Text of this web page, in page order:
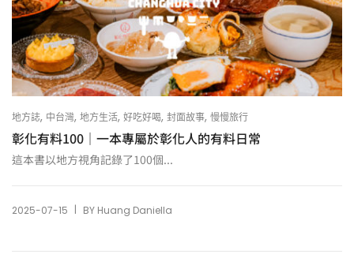
地方誌, 中台灣, 地方生活, 好吃好喝, 封面故事, 慢慢旅行
彰化有料100｜一本專屬於彰化人的有料日常
這本書以地方視角記錄了100個...
2025-07-15 BY Huang Daniella